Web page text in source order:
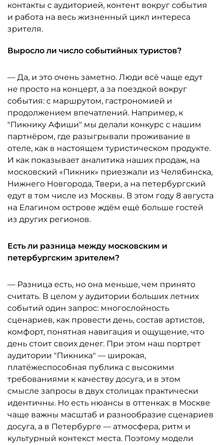
контакты с аудиторией, контент вокруг события
и работа на весь жизненный цикл интереса
зрителя.
Выросло ли число событийных туристов?
— Да, и это очень заметно. Люди всё чаще едут
не просто на концерт, а за поездкой вокруг
события: с маршрутом, гастрономией и
продолжением впечатлений. Например, к
"Пикнику Афиши" мы делали конкурс с нашим
партнёром, где разыгрывали проживание в
отеле, как в настоящем туристическом продукте.
И как показывает аналитика наших продаж, на
московский «Пикник» приезжали из Челябинска,
Нижнего Новгорода, Твери, а на петербургский
едут в том числе из Москвы. В этом году 8 августа
на Елагином острове ждём ещё больше гостей
из других регионов.
Есть ли разница между московским и
петербургским зрителем?
— Разница есть, но она меньше, чем принято
считать. В целом у аудитории больших летних
событий один запрос: многослойность
сценариев, как провести день, состав артистов,
комфорт, понятная навигация и ощущение, что
день стоит своих денег. При этом наш портрет
аудитории "Пикника" — широкая,
платёжеспособная публика с высокими
требованиями к качеству досуга, и в этом
смысле запросы в двух столицах практически
идентичны. Но есть нюансы в оттенках: в Москве
чаще важны масштаб и разнообразие сценариев
досуга, а в Петербурге — атмосфера, ритм и
культурный контекст места. Поэтому модели